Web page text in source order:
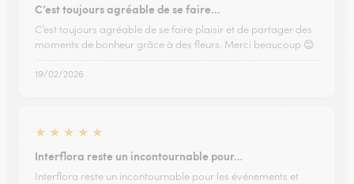
C’est toujours agréable de se faire…
C’est toujours agréable de se faire plaisir et de partager des
moments de bonheur grâce à des fleurs. Merci beaucoup 😊
19/02/2026
★ ★ ★ ★ ★
Interflora reste un incontournable pour…
Interflora reste un incontournable pour les événements et